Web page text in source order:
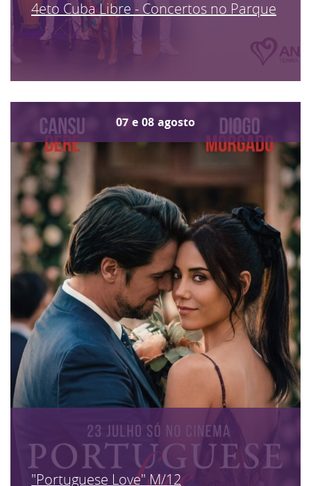
4eto Cuba Libre - Concertos no Parque
07 e 08 agosto
"Portuguese Love" M/12